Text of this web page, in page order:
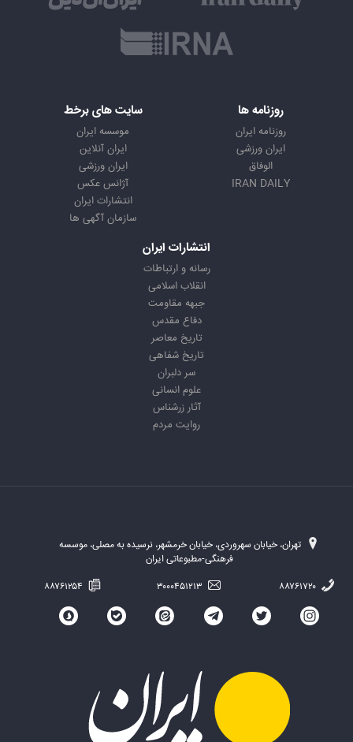
روزنامه ها
روزنامه ایران
ایران ورزشی
الوفاق
IRAN DAILY
سایت های برخط
موسسه ایران
ایران آنلاین
ایران ورزشی
آژانس عکس
انتشارات ایران
سازمان آگهی ها
انتشارات ایران
رسانه و ارتباطات
انقلاب اسلامی
جبهه مقاومت
دفاع مقدس
تاریخ معاصر
تاریخ شفاهی
سر دلبران
علوم انسانی
آثار زرشناس
روایت مردم
تهران، خیابان سهروردی، خیابان خرمشهر، نرسیده به مصلی، موسسه
فرهنگی-مطبوعاتی ایران